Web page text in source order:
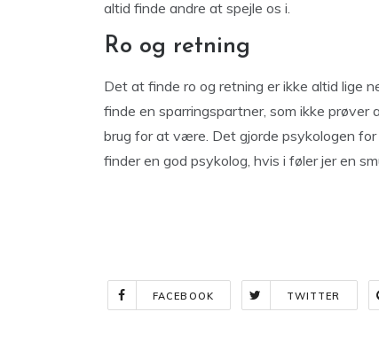
altid finde andre at spejle os i.
Ro og retning
Det at finde ro og retning er ikke altid lige
finde en sparringspartner, som ikke prøver
brug for at være. Det gjorde psykologen
finder en god psykolog, hvis i føler jer en
FACEBOOK TWITTER